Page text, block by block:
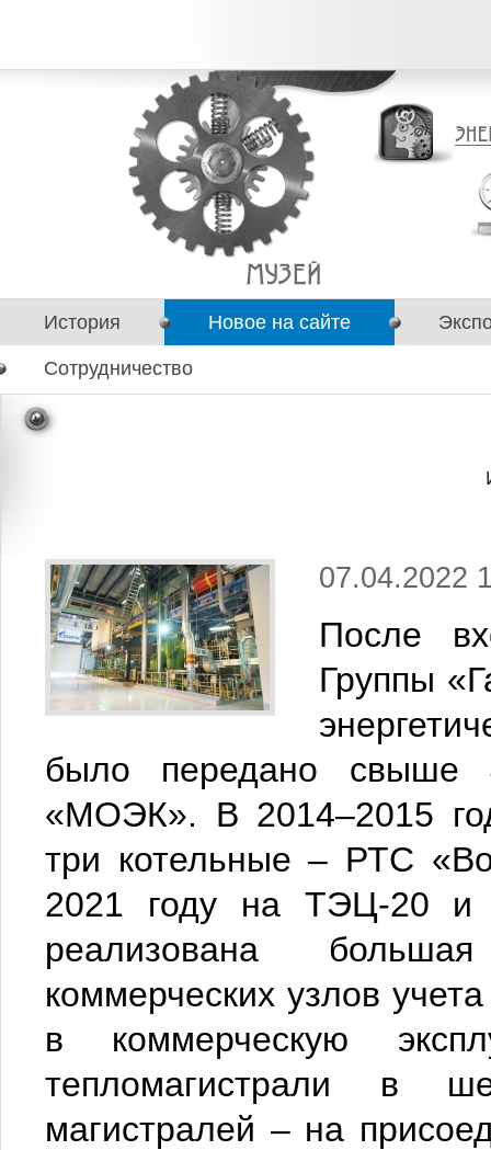
История Новое на сайте
Сотрудничество
07.04.2022
После
Группы
было передано свыше
«МОЭК». В 2014–2015
три котельные – РТС
2021 году на ТЭЦ-20 и
реализована
коммерческих узлов
в коммерческую
тепломагистрали в
магистралей – на